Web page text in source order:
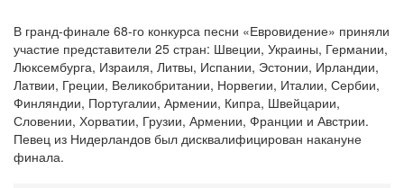
В гранд-финале 68-го конкурса песни «Евровидение» приняли
участие представители 25 стран: Швеции, Украины, Германии,
Люксембурга, Израиля, Литвы, Испании, Эстонии, Ирландии,
Латвии, Греции, Великобритании, Норвегии, Италии, Сербии,
Финляндии, Португалии, Армении, Кипра, Швейцарии,
Словении, Хорватии, Грузии, Армении, Франции и Австрии.
Певец из Нидерландов был дисквалифицирован накануне
финала.